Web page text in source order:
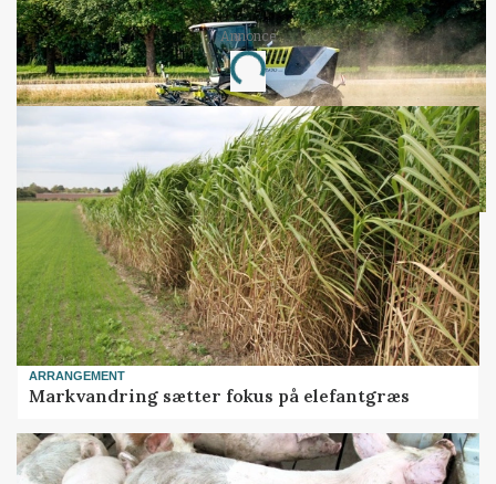
Annonce
Loading...
ARRANGEMENT
Markvandring sætter fokus på elefantgræs